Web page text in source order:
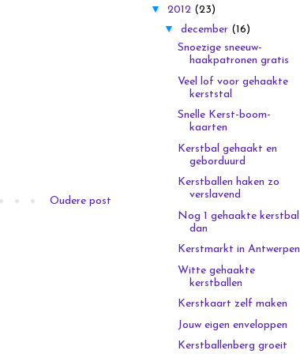
Oudere post
▼ 2012 (23)
▼ december (16)
Snoezige sneeuw-
haakpatronen gratis
Veel lof voor gehaakte
kerststal
Snelle Kerst-boom-
kaarten
Kerstbal gehaakt en
geborduurd
Kerstballen haken zo
verslavend
Nog 1 gehaakte kerstbal
dan
Kerstmarkt in Antwerpen
Witte gehaakte
kerstballen
Kerstkaart zelf maken
Jouw eigen enveloppen
Kerstballenberg groeit